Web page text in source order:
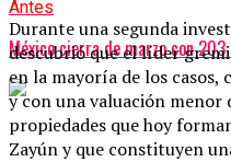
Antes
México cierra de marzo con
Durante una segunda
descubrió que el líder
en la mayoría de los casos,
y con una valuación menor
propiedades que hoy
Zayún y que constituyen